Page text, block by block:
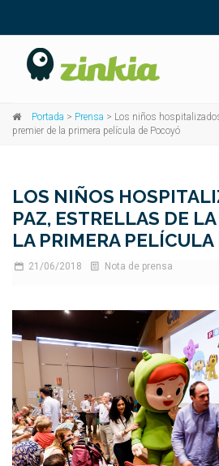
Portada > Prensa > Los niños
premier de la primera película de Pocoyó
LOS NIÑOS
PAZ, ESTRELLAS DE
LA PRIMERA PELÍCULA
21/06/2018 Nota de prensa